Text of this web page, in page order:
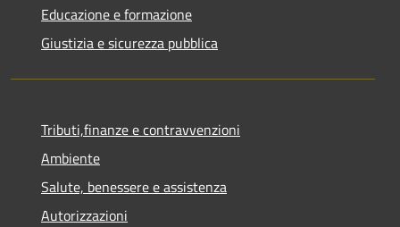
Educazione e formazione
Giustizia e sicurezza pubblica
Tributi,finanze e contravvenzioni
Ambiente
Salute, benessere e assistenza
Autorizzazioni